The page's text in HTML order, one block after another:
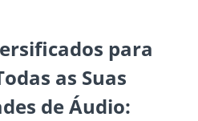
para
as Suas
de Áudio: